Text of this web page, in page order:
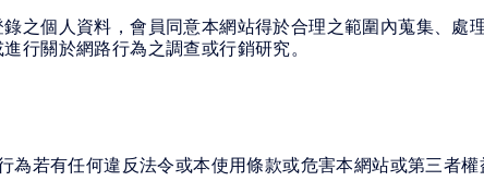
之個人資料，會員同意本網站得於合理之範圍內蒐集、
行關於網路行為之調查或行銷研究。
為若有任何違反法令或本使用條款或危害本網站或第三者